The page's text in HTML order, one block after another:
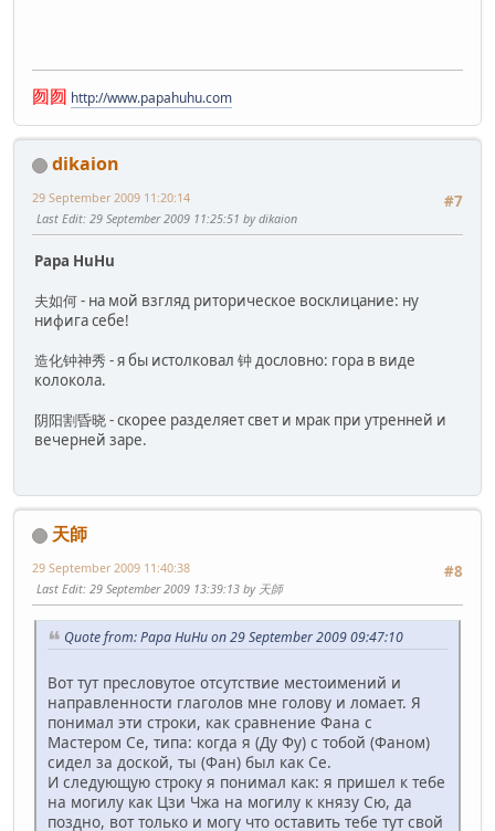
囫囫 http://www.papahuhu.com
dikaion
#7
29 September 2009 11:20:14
Last Edit: 29 September 2009 11:25:51 by dikaion
Papa HuHu
夫如何 - на мой взгляд риторическое восклицание: ну
нифига себе!
造化钟神秀 - я бы истолковал 钟 дословно: гора в виде
колокола.
阴阳割昏晓 - скорее разделяет свет и мрак при утренней и
вечерней заре.
天師
#8
29 September 2009 11:40:38
Last Edit: 29 September 2009 13:39:13 by 天師
Quote from: Papa HuHu on 29 September 2009 09:47:10
Вот тут пресловутое отсутствие местоимений и
направленности глаголов мне голову и ломает. Я
понимал эти строки, как сравнение Фана с
Мастером Се, типа: когда я (Ду Фу) с тобой (Фаном)
сидел за доской, ты (Фан) был как Се.
И следующую строку я понимал как: я пришел к тебе
на могилу как Цзи Чжа на могилу к князу Сю, да
поздно, вот только и могу что оставить тебе тут свой